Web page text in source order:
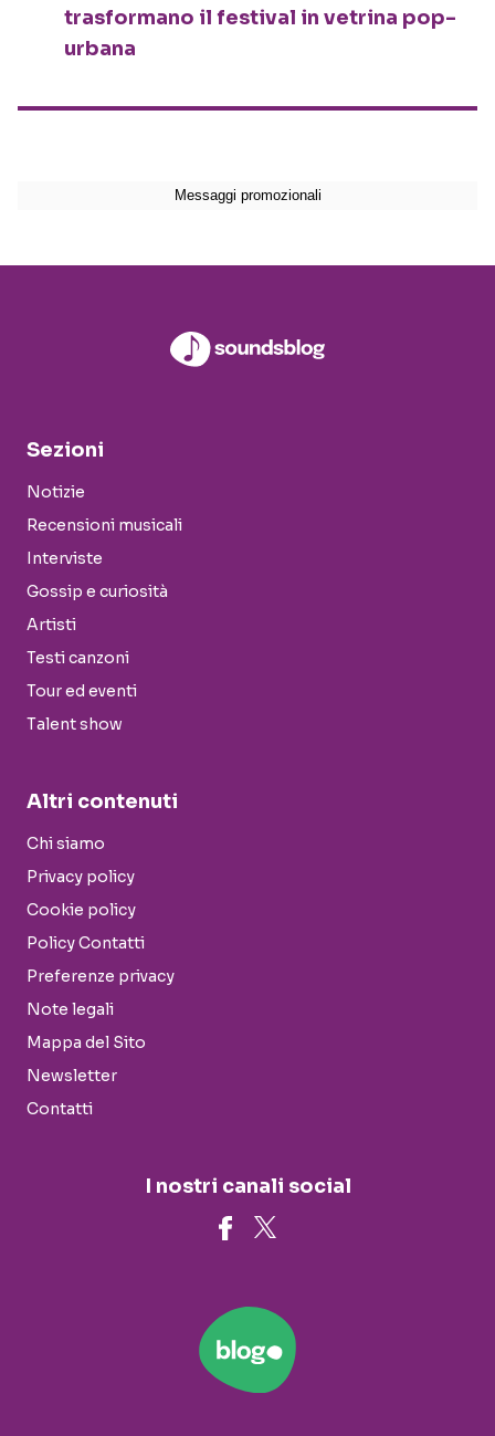
trasformano il festival in vetrina pop-
urbana
Sezioni
Notizie
Recensioni musicali
Interviste
Gossip e curiosità
Artisti
Testi canzoni
Tour ed eventi
Talent show
Altri contenuti
Chi siamo
Privacy policy
Cookie policy
Policy Contatti
Preferenze privacy
Note legali
Mappa del Sito
Newsletter
Contatti
I nostri canali social